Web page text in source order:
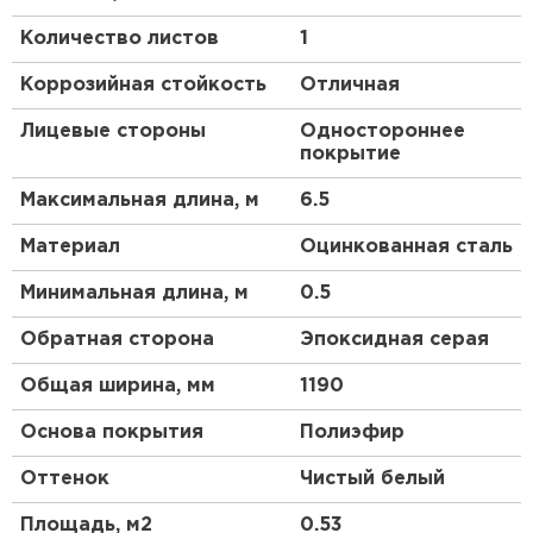
нагрузкам. Дополнительно в состав покрытия
включены микрочастицы циркония и алюминия. Их
функция — создавать защитную оболочку, которая
предупреждает выцветание пигмента под
действием ультрафиолета. Кровля с покрытием
PURMAN® не потеряет свой внешний вид даже
при температуре 120 °С. Широкая цветовая
позволит создать по-настоящему авторский
дизайн. Мы уверены в качестве своей продукции
и готовы предоставить письменную гарантию на
PURMAN
Преимущества:
Вы можете выбрать оттенок стальной
черепицы, который будет оптимальным для
вашего объекта строительства.
Прочная основа из стали, защищающая
Количество листов 1
Коррозийная стойкость Отличная
Лицевые стороны
Одностороннее
покрытие
Максимальная длина, м 6.5
Материал Оцинкованная сталь
Минимальная длина, м 0.5
Обратная сторона Эпоксидная серая
Общая ширина, мм 1190
Основа покрытия Полиэфир
Оттенок Чистый белый
Площадь, м2 0.53